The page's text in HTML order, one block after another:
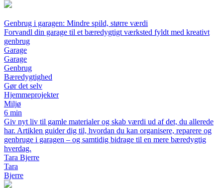
Genbrug i garagen: Mindre spild, større værdi
Forvandl din garage til et bæredygtigt værksted fyldt med kreativt
genbrug
Garage
Garage
Genbrug
Bæredygtighed
Gør det selv
Hjemmeprojekter
Miljø
6 min
Giv nyt liv til gamle materialer og skab værdi ud af det, du allerede
har. Artiklen guider dig til, hvordan du kan organisere, reparere og
genbruge i garagen – og samtidig bidrage til en mere bæredygtig
hverdag.
Tara Bjerre
Tara
Bjerre